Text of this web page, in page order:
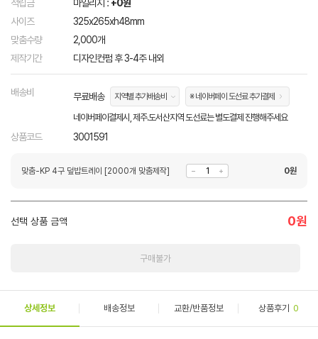
적립금 마일리지 : +0원
사이즈
325x265xh48mm
맞춤수량
2,000개
제작기간
디자인컨펌 후 3-4주 내외
배송비 무료배송 지역별 추가배송비 ※ 네이버페이 도선료 추가결제
네이버페이결제시, 제주.도서산지역 도선료는 별도결제 진행해주세요
상품코드 3001591
맞춤-KP 4구 덮밥트레이 [2000개 맞춤제작] 0원
선택 상품 금액 0원
구매불가
상세정보 배송정보 교환/반품정보 상품후기 0